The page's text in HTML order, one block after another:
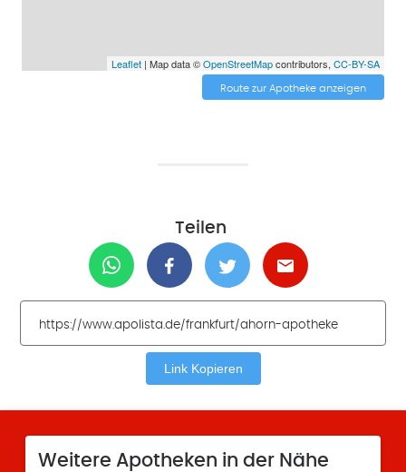
Leaflet| Map data ©OpenStreetMapcontributors, CC-BY-SA
Route zur Apotheke anzeigen
Teilen
Link Kopieren
Weitere Apotheken in der Nähe